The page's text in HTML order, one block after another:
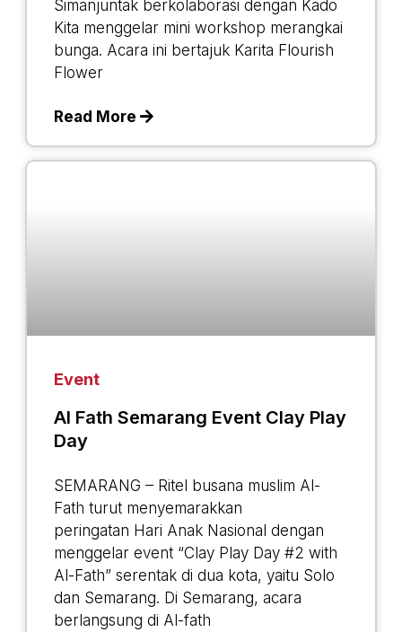
Simanjuntak berkolaborasi dengan Kado
Kita menggelar mini workshop merangkai
bunga. Acara ini bertajuk Karita Flourish
Flower
Read More
Event
Al Fath Semarang Event Clay Play
Day
SEMARANG – Ritel busana muslim Al-
Fath turut menyemarakkan
peringatan Hari Anak Nasional dengan
menggelar event “Clay Play Day #2 with
Al-Fath” serentak di dua kota, yaitu Solo
dan Semarang. Di Semarang, acara
berlangsung di Al-fath